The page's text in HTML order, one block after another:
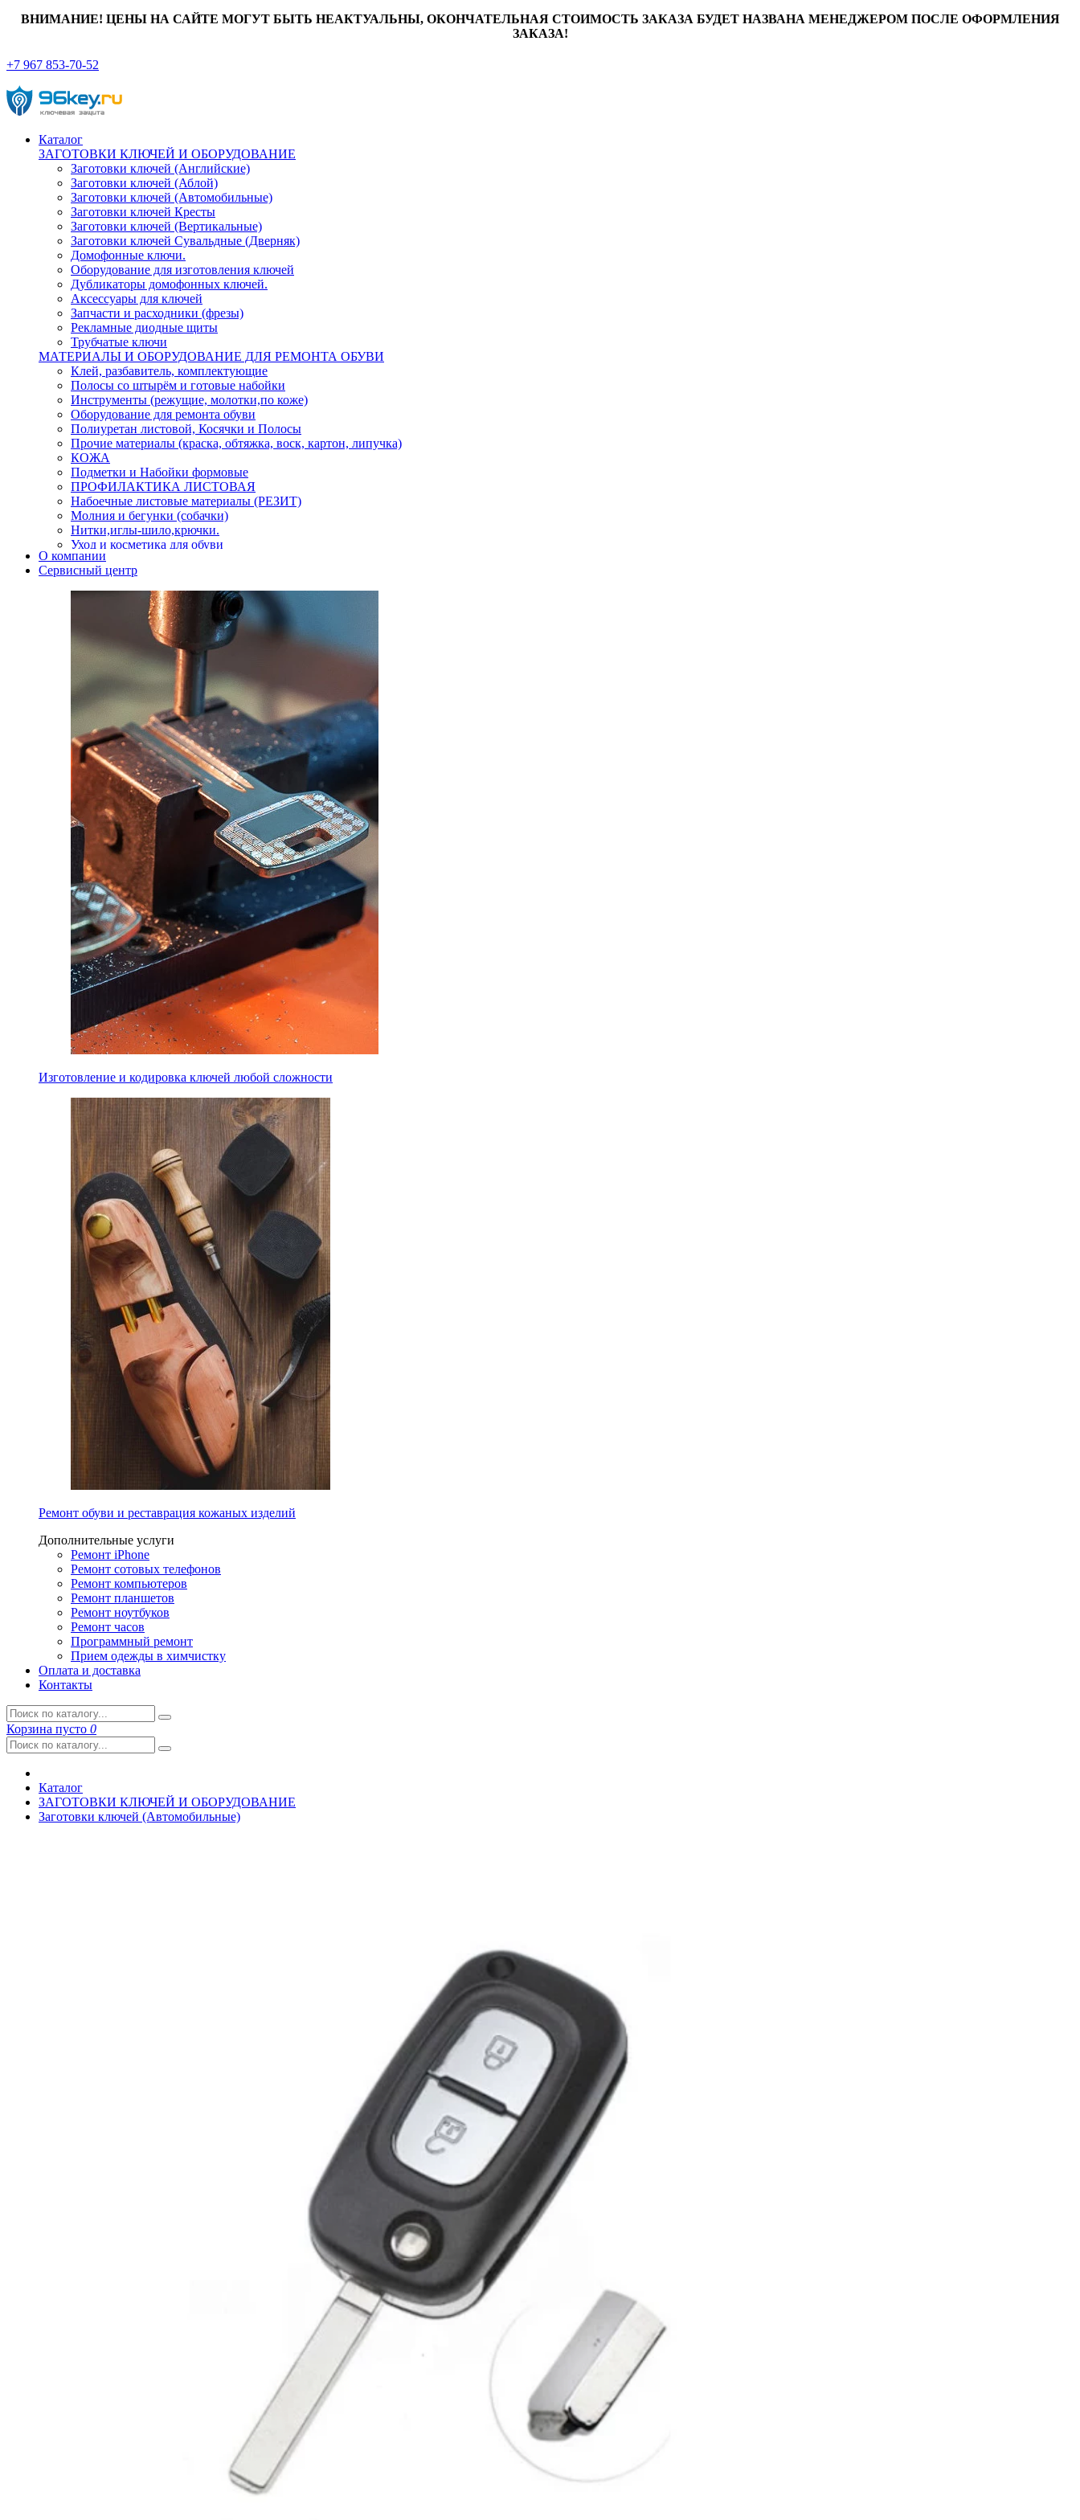
ВНИМАНИЕ! ЦЕНЫ НА САЙТЕ МОГУТ БЫТЬ НЕАКТУАЛЬНЫ, ОКОНЧАТЕЛЬНАЯ СТОИМОСТЬ ЗАКАЗА БУДЕТ НАЗВАНА МЕНЕДЖЕРОМ ПОСЛЕ ОФОРМЛЕНИЯ
ЗАКАЗА!
+7 967 853-70-52
Каталог
ЗАГОТОВКИ КЛЮЧЕЙ И ОБОРУДОВАНИЕ
Заготовки ключей (Английские)
Заготовки ключей (Аблой)
Заготовки ключей (Автомобильные)
Заготовки ключей Кресты
Заготовки ключей (Вертикальные)
Заготовки ключей Сувальдные (Дверняк)
Домофонные ключи.
Оборудование для изготовления ключей
Дубликаторы домофонных ключей.
Аксессуары для ключей
Запчасти и расходники (фрезы)
Рекламные диодные щиты
Трубчатые ключи
МАТЕРИАЛЫ И ОБОРУДОВАНИЕ ДЛЯ РЕМОНТА ОБУВИ
Клей, разбавитель, комплектующие
Полосы со штырём и готовые набойки
Инструменты (режущие, молотки,по коже)
Оборудование для ремонта обуви
Полиуретан листовой, Косячки и Полосы
Прочие материалы (краска, обтяжка, воск, картон, липучка)
КОЖА
Подметки и Набойки формовые
ПРОФИЛАКТИКА ЛИСТОВАЯ
Набоечные листовые материалы (РЕЗИТ)
Молния и бегунки (собачки)
Нитки,иглы-шило,крючки.
Уход и косметика для обуви
Кнопки (магнитые,кобурные)
Пряжки для ремня
О компании
Сервисный центр
Изготовление и кодировка ключей любой сложности
Ремонт обуви и реставрация кожаных изделий
Дополнительные услуги
Ремонт iPhone
Ремонт сотовых телефонов
Ремонт компьютеров
Ремонт планшетов
Ремонт ноутбуков
Ремонт часов
Программный ремонт
Прием одежды в химчистку
Оплата и доставка
Контакты
Корзина пусто 0
Каталог
ЗАГОТОВКИ КЛЮЧЕЙ И ОБОРУДОВАНИЕ
Заготовки ключей (Автомобильные)